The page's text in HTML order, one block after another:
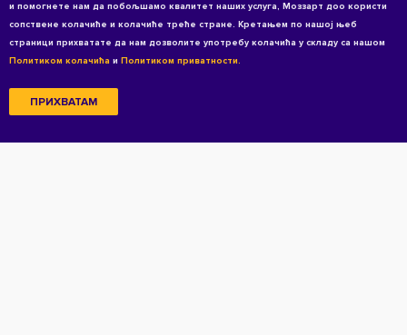
и помогнете нам да побољшамо квалитет наших услуга, Моззарт доо користи
сопствене колачиће и колачиће треће стране. Кретањем по нашој њеб
страници прихватате да нам дозволите употребу колачића у складу са нашом
Политиком колачића и Политиком приватности.
ПРИХВАТАМ